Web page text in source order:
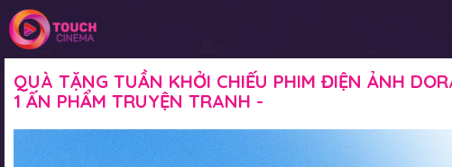
QUÀ TẶNG TUẦN KHỞI CHIẾU PHIM ĐIỆN ẢNH
1 ẤN PHẨM TRUYỆN TRANH -